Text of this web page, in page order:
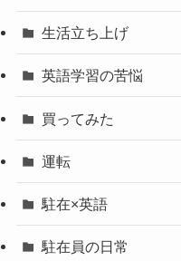
生活立ち上げ
英語学習の苦悩
買ってみた
運転
駐在×英語
駐在員の日常